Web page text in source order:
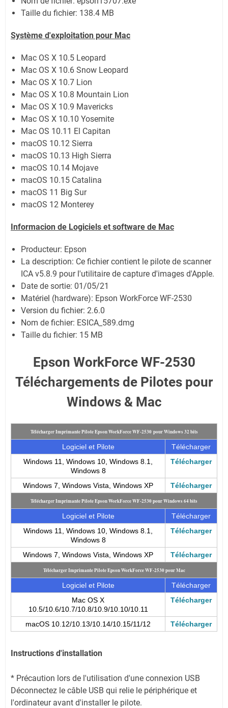
Taille du fichier: 138.4 MB
Système d'exploitation pour Mac
Mac OS X 10.5 Leopard
Mac OS X 10.6 Snow Leopard
Mac OS X 10.7 Lion
Mac OS X 10.8 Mountain Lion
Mac OS X 10.9 Mavericks
Mac OS X 10.10 Yosemite
Mac OS 10.11 El Capitan
macOS 10.12 Sierra
macOS 10.13 High Sierra
macOS 10.14 Mojave
macOS 10.15 Catalina
macOS 11 Big Sur
macOS 12 Monterey
Informacion de Logiciels et software de Mac
Producteur: Epson
La description: Ce fichier contient le pilote de scanner
ICA v5.8.9 pour l'utilitaire de capture d'images d'Apple.
Date de sortie: 01/05/21
Matériel (hardware): Epson WorkForce WF-2530
Version du fichier: 2.6.0
Nom de fichier: ESICA_589.dmg
Taille du fichier: 15 MB
Epson WorkForce WF-2530
Téléchargements de Pilotes pour
Windows & Mac
Télécharger Imprimante Pilote Epson WorkForce WF-2530 pour Windows 32 bits
Logiciel et Pilote
Télécharger
Windows 11, Windows 10, Windows 8.1,
Windows 8
Télécharger
Windows 7, Windows Vista, Windows XP Télécharger
Télécharger Imprimante Pilote Epson WorkForce WF-2530 pour Windows 64 bits
Logiciel et Pilote
Télécharger
Windows 11, Windows 10, Windows 8.1,
Windows 8
Télécharger
Windows 7, Windows Vista, Windows XP Télécharger
Télécharger Imprimante Pilote Epson WorkForce WF-2530 pour Mac
Logiciel et Pilote
Télécharger
Mac OS X
10.5/10.6/10.7/10.8/10.9/10.10/10.11
Télécharger
macOS 10.12/10.13/10.14/10.15/11/12 Télécharger
Instructions d'installation
* Précaution lors de l'utilisation d'une connexion USB
Déconnectez le câble USB qui relie le périphérique et
l'ordinateur avant d'installer le pilote.